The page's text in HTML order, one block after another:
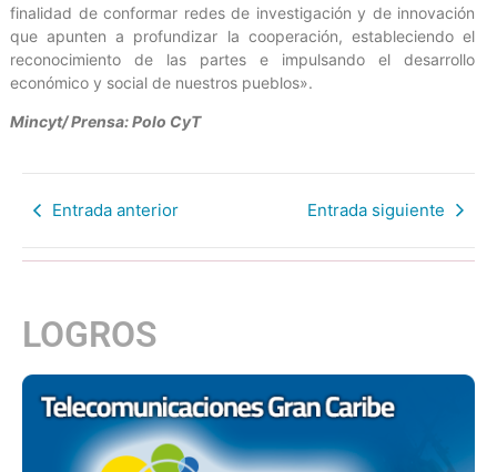
finalidad de conformar redes de investigación y de innovación
que apunten a profundizar la cooperación, estableciendo el
reconocimiento de las partes e impulsando el desarrollo
económico y social de nuestros pueblos».
Mincyt/ Prensa: Polo CyT
Entrada anterior Entrada siguiente
LOGROS